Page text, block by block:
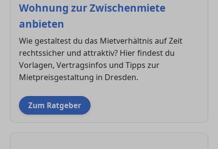
Wohnung zur Zwischenmiete
anbieten
Wie gestaltest du das Mietverhältnis auf Zeit
rechtssicher und attraktiv? Hier findest du
Vorlagen, Vertragsinfos und Tipps zur
Mietpreisgestaltung in Dresden.
Zum Ratgeber